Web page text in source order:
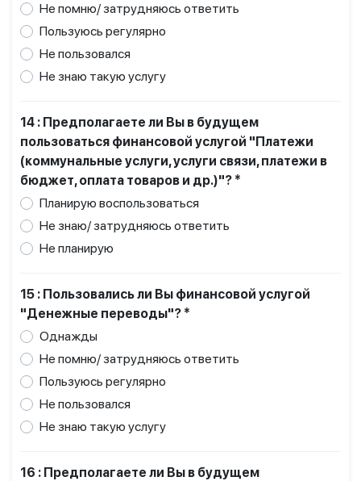
Не помню/ затрудняюсь ответить
Пользуюсь регулярно
Не пользовался
Не знаю такую услугу
14 : Предполагаете ли Вы в будущем
пользоваться финансовой услугой "Платежи
(коммунальные услуги, услуги связи, платежи в
бюджет, оплата товаров и др.)"? *
Планирую воспользоваться
Не знаю/ затрудняюсь ответить
Не планирую
15 : Пользовались ли Вы финансовой услугой
"Денежные переводы"? *
Однажды
Не помню/ затрудняюсь ответить
Пользуюсь регулярно
Не пользовался
Не знаю такую услугу
16 : Предполагаете ли Вы в будущем